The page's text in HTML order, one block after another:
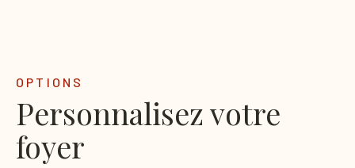
OPTIONS
Personnalisez votre
foyer